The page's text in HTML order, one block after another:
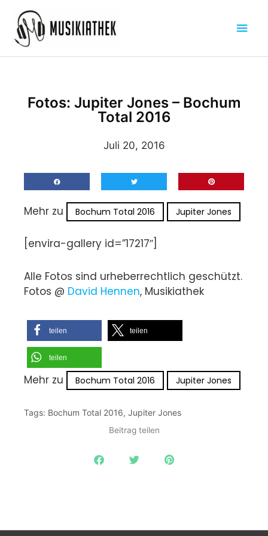
Inhalt
springen
Fotos: Jupiter Jones – Bochum
Total 2016
Juli 20, 2016
Mehr zu Bochum Total 2016 Jupiter Jones
[envira-gallery id=”17217″]
Alle Fotos sind urheberrechtlich geschützt.
Fotos @ David Hennen, Musikiathek
teilen teilen
teilen
Mehr zu Bochum Total 2016 Jupiter Jones
Tags: Bochum Total 2016, Jupiter Jones
Beitrag teilen